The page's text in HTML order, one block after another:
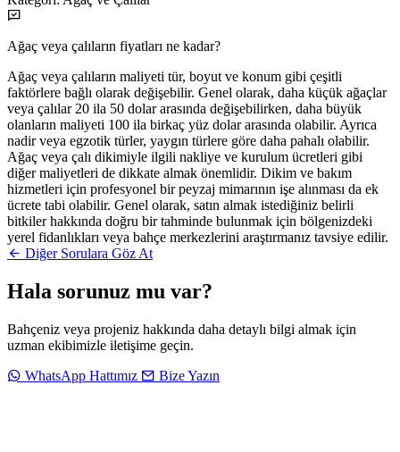
Ağaç veya çalıların fiyatları ne kadar?
Ağaç veya çalıların maliyeti tür, boyut ve konum gibi çeşitli
faktörlere bağlı olarak değişebilir. Genel olarak, daha küçük ağaçlar
veya çalılar 20 ila 50 dolar arasında değişebilirken, daha büyük
olanların maliyeti 100 ila birkaç yüz dolar arasında olabilir. Ayrıca
nadir veya egzotik türler, yaygın türlere göre daha pahalı olabilir.
Ağaç veya çalı dikimiyle ilgili nakliye ve kurulum ücretleri gibi
diğer maliyetleri de dikkate almak önemlidir. Dikim ve bakım
hizmetleri için profesyonel bir peyzaj mimarının işe alınması da ek
ücrete tabi olabilir. Genel olarak, satın almak istediğiniz belirli
bitkiler hakkında doğru bir tahminde bulunmak için bölgenizdeki
yerel fidanlıkları veya bahçe merkezlerini araştırmanız tavsiye edilir.
Diğer Sorulara Göz At
Hala sorunuz mu var?
Bahçeniz veya projeniz hakkında daha detaylı bilgi almak için
uzman ekibimizle iletişime geçin.
WhatsApp Hattımız
Bize Yazın